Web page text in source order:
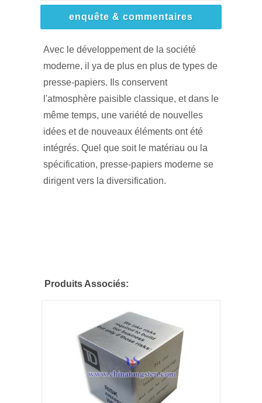
enquête & commentaires
Avec le développement de la société
moderne, il ya de plus en plus de types de
presse-papiers. Ils conservent
l'atmosphère paisible classique, et dans le
même temps, une variété de nouvelles
idées et de nouveaux éléments ont été
intégrés. Quel que soit le matériau ou la
spécification, presse-papiers moderne se
dirigent vers la diversification.
Produits Associés: